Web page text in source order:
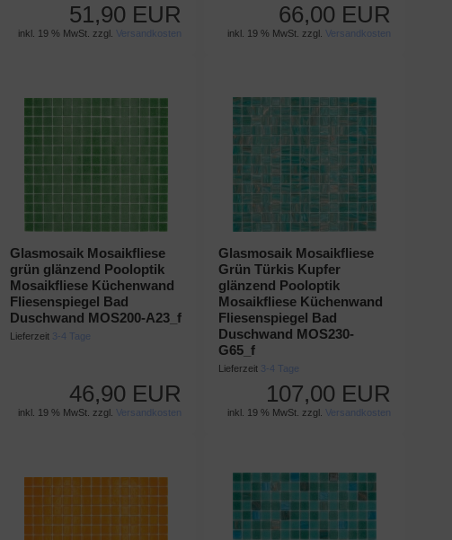
51,90 EUR
inkl. 19 % MwSt. zzgl.Versandkosten
66,00 EUR
inkl. 19 % MwSt. zzgl. Versandkosten
Glasmosaik Mosaikfliese
grün glänzend Pooloptik
Mosaikfliese Küchenwand
Fliesenspiegel Bad
Duschwand MOS200-A23_f
Lieferzeit 3-4 Tage
46,90 EUR
inkl. 19 % MwSt. zzgl.Versandkosten
Glasmosaik Mosaikfliese
Grün Türkis Kupfer
glänzend Pooloptik
Mosaikfliese Küchenwand
Fliesenspiegel Bad
Duschwand MOS230-
G65_f
Lieferzeit 3-4 Tage
107,00 EUR
inkl. 19 % MwSt. zzgl. Versandkosten